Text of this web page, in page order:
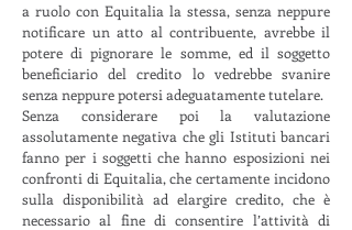
a ruolo con Equitalia la stessa, senza neppure
notificare un atto al contribuente, avrebbe il
potere di pignorare le somme, ed il soggetto
beneficiario del credito lo vedrebbe svanire
senza neppure potersi adeguatamente tutelare.
Senza considerare poi la valutazione
assolutamente negativa che gli Istituti bancari
fanno per i soggetti che hanno esposizioni nei
confronti di Equitalia, che certamente incidono
sulla disponibilità ad elargire credito, che è
necessario al fine di consentire l’attività di